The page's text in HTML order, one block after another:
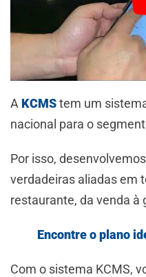
A KCMStem um
nacional para o
Por isso,
verdadeiras aliadas em
restaurante, da venda à
Encontre o plano
Com o sistema KCMS,